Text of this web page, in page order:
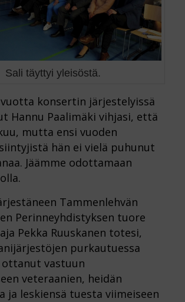
Sali täyttyi yleisöstä.
konsertin järjestelyissä
Hannu Paalimäki vihjasi, että
mutta ensi vuoden
hän ei vielä puhunut
Jäämme odottamaan
Tammenlehvän
Perinneyhdistyksen tuore
Pekka Ruuskanen totesi,
purkautuessa
vastuun
veteraanien, heidän
ja leskiensä tuesta viimeiseen